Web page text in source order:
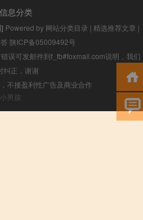
息分类
Powered by 网站分类目录 | 精选推荐文章 |
陕ICP备05009492号
误可发邮件到f_fb#foxmail.com说明，我们
纠正，谢谢
不接盈利性广告及商业合作
小男孩